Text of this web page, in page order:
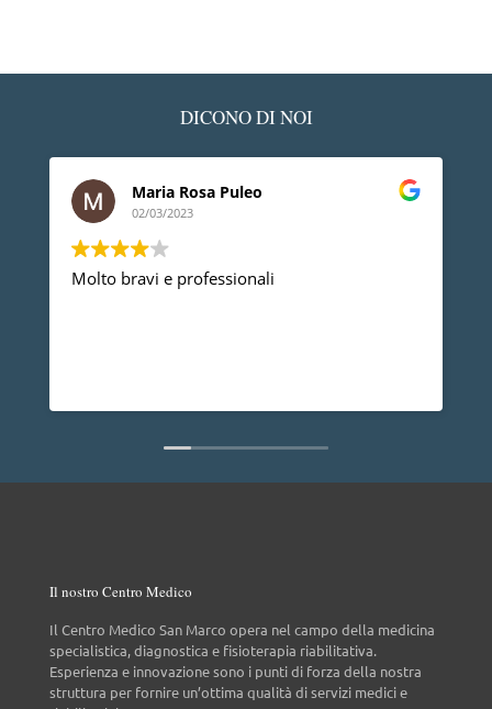
DICONO DI NOI
Maria Rosa Puleo
02/03/2023
Molto bravi e professionali
Il nostro Centro Medico
Il Centro Medico San Marco opera nel campo della medicina
specialistica, diagnostica e fisioterapia riabilitativa.
Esperienza e innovazione sono i punti di forza della nostra
struttura per fornire un’ottima qualità di servizi medici e